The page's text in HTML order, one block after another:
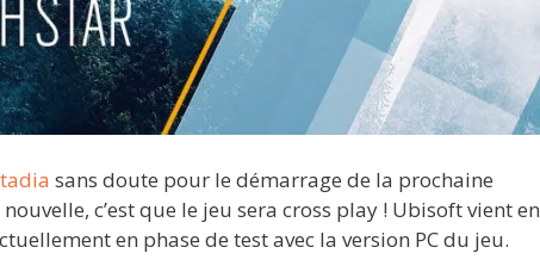
sans doute pour le démarrage de la prochaine
c’est que le jeu sera cross play ! Ubisoft vient en
en phase de test avec la version PC du jeu.